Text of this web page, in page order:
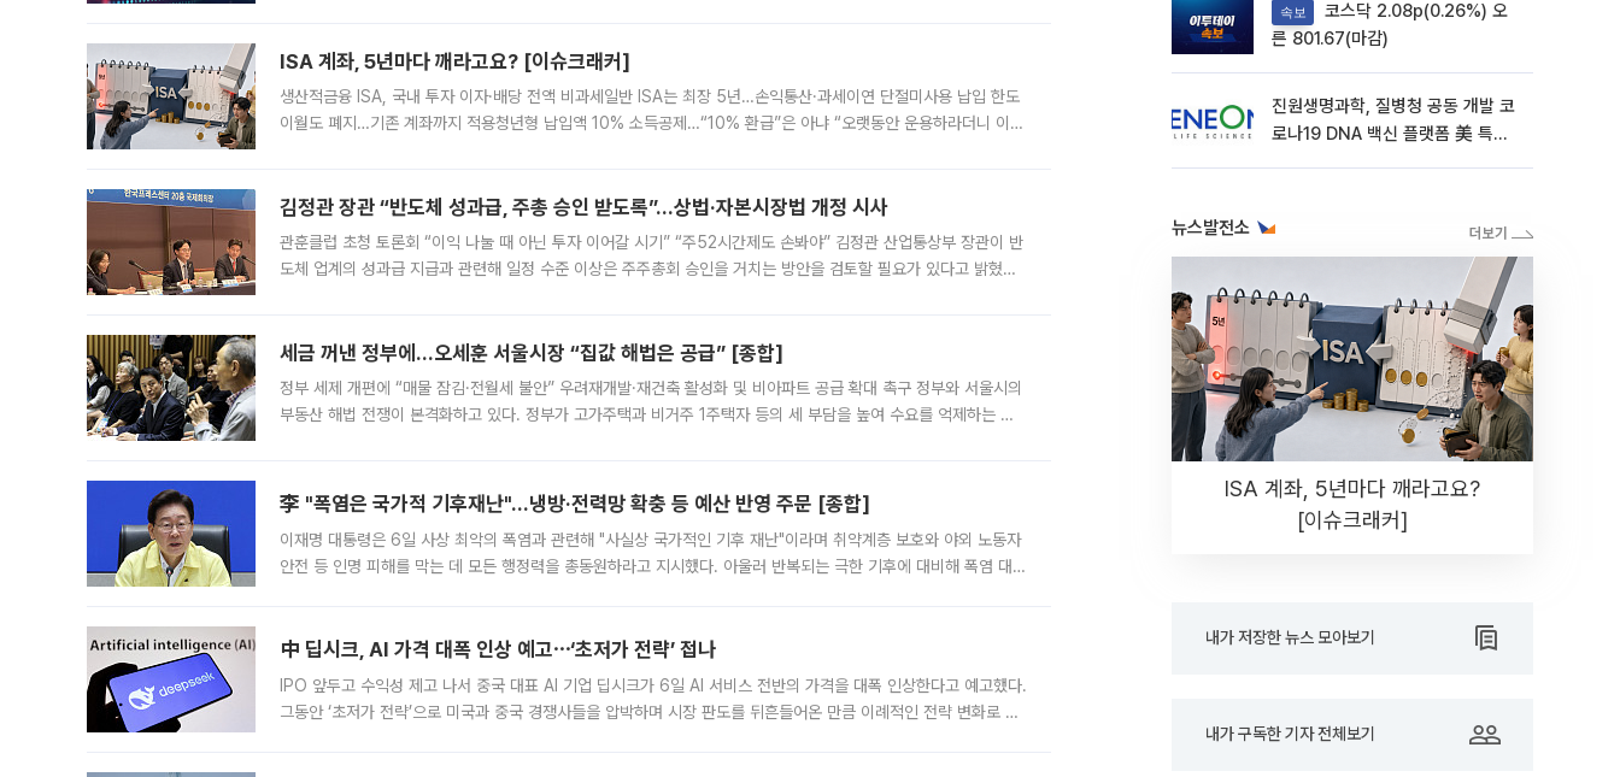
ISA 계좌, 5년마다 깨라고요? [이슈크래커]
생산적금융 ISA, 국내 투자 이자·배당 전액 비과세일반 ISA는 최장 5년…손익통산·과세이연 단절미사용 납입 한도
이월도 폐지…기존 계좌까지 적용청년형 납입액 10% 소득공제…“10% 환급”은 아냐 “오랫동안 운용하라더니 이제
김정관 장관 “반도체 성과급, 주총 승인 받도록”…상법·자본시장법 개정 시사
관훈클럽 초청 토론회 “이익 나눌 때 아닌 투자 이어갈 시기” “주52시간제도 손봐야” 김정관 산업통상부 장관이 반
도체 업계의 성과급 지급과 관련해 일정 수준 이상은 주주총회 승인을 거치는 방안을 검토할 필요가 있다고 밝혔다.
세금 꺼낸 정부에…오세훈 서울시장 “집값 해법은 공급” [종합]
정부 세제 개편에 “매물 잠김·전월세 불안” 우려재개발·재건축 활성화 및 비아파트 공급 확대 촉구 정부와 서울시의
부동산 해법 전쟁이 본격화하고 있다. 정부가 고가주택과 비거주 1주택자 등의 세 부담을 높여 수요를 억제하는 카
李 "폭염은 국가적 기후재난"…냉방·전력망 확충 등 예산 반영 주문 [종합]
이재명 대통령은 6일 사상 최악의 폭염과 관련해 "사실상 국가적인 기후 재난"이라며 취약계층 보호와 야외 노동자
안전 등 인명 피해를 막는 데 모든 행정력을 총동원하라고 지시했다. 아울러 반복되는 극한 기후에 대비해 폭염 대응
中 딥시크, AI 가격 대폭 인상 예고⋯‘초저가 전략’ 접나
IPO 앞두고 수익성 제고 나서 중국 대표 AI 기업 딥시크가 6일 AI 서비스 전반의 가격을 대폭 인상한다고 예고했다.
그동안 ‘초저가 전략’으로 미국과 중국 경쟁사들을 압박하며 시장 판도를 뒤흔들어온 만큼 이례적인 전략 변화로 평
속보
른 801.67(마감)
진원생명과학, 질병청 공동 개발 코
로나19 DNA 백신 플랫폼 美 특허
뉴스발전소
ISA 계좌, 5년마다 깨라고요?
[이슈크래커]
내가 저장한 뉴스 모아보기
내가 구독한 기자 전체보기